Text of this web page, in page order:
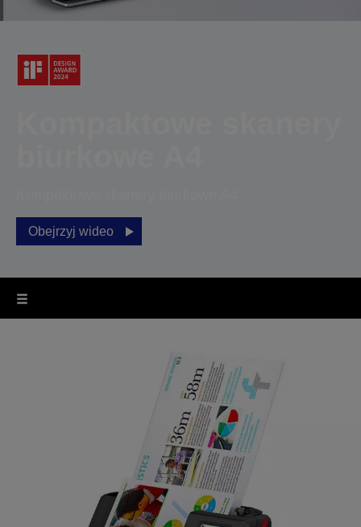
Obejrzyj wideo